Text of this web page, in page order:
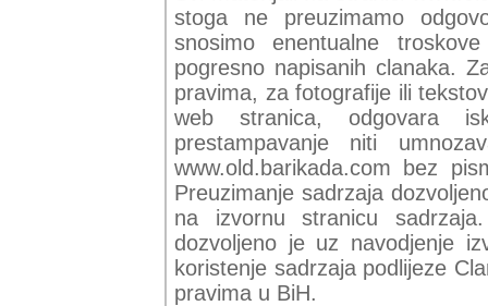
stoga ne preuzimamo
snosimo enentualne
pogresno napisanih clanaka.
pravima, za fotografije ili
web stranica, odgovara
prestampavanje niti
www.old.barikada.com bez
Preuzimanje sadrzaja
na izvornu stranicu
dozvoljeno je uz navodjenje
koristenje sadrzaja podlijeze
pravima u BiH.